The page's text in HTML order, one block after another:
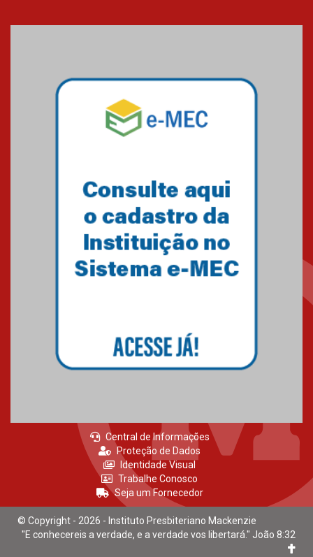
Central de Informações
Proteção de Dados
Identidade Visual
Trabalhe Conosco
Seja um Fornecedor
© Copyright - 2026 - Instituto Presbiteriano Mackenzie
"E conhecereis a verdade, e a verdade vos libertará." João 8:32